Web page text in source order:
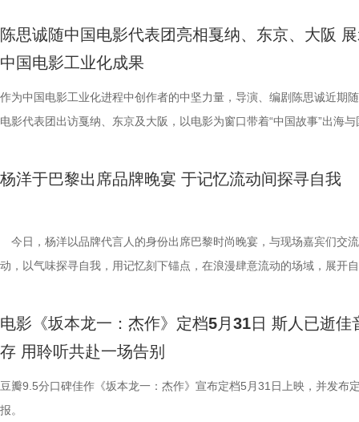
陈思诚随中国电影代表团亮相戛纳、东京、大阪
中国电影工业化成果
作为中国电影工业化进程中创作者的中坚力量，导演、编剧陈思诚近期
电影代表团出访戛纳、东京及大阪，以电影为窗口带着“中国故事”出海与
鸡海外影展携电影《唐探1900》开幕放映，再到大阪世博会助力中国电
为导演，陈思诚的“养成系”成长轨迹，他靠着天赋与努力，通过一部部作
印证了中国电影人“讲好中国故事”的无限潜力。从《士兵突击》中崭露头
电影之路打造了“唐探”系列、“误杀”系列等现象级 IP，还导演了《解密》
成为标杆。当他以导演身份站上戛纳电影节论坛、在大阪世博会上推介
影工业化成果，这份从 "本土养成" 到 "国际拓展" 的跨越，不仅是个人职
涯的进阶，更体现他不断突破自我，以专业精神和对电影的热爱，为中
杨洋于巴黎出席品牌晚宴 于记忆流动间探寻自我
今日，杨洋以品牌代言人的身份出席巴黎时尚晚宴，与现场嘉宾们交
动，以气味探寻自我，用记忆刻下锚点，在浪漫肆意流动的场域，展开
装，利落剪裁彰显沉稳笃定，深蕴智性力量。内衬花纹若隐若现，正如
野性的律动，为整体风格注入鲜活灵感。衬衫则以有序感的衣领拼接设
破局限重塑秩序，于理性之外，让张扬明媚的灵魂得以驻足生
晚宴现场，杨洋提到了与品牌合作的初体验，也分享了自身关于香
电影《坂本龙一：杰作》定档5月31日 斯人已逝佳
存 用聆听共赴一场告别
豆瓣9.5分口碑佳作《坂本龙一：杰作》宣布定档5月31日上映，并发布
报。